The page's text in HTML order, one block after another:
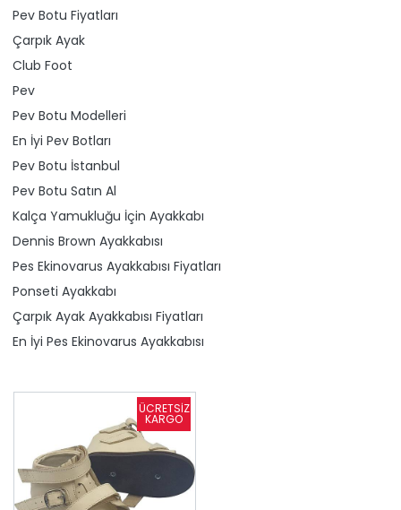
Pev Botu Fiyatları
Çarpık Ayak
Club Foot
Pev
Pev Botu Modelleri
En İyi Pev Botları
Pev Botu İstanbul
Pev Botu Satın Al
Kalça Yamukluğu İçin Ayakkabı
Dennis Brown Ayakkabısı
Pes Ekinovarus Ayakkabısı Fiyatları
Ponseti Ayakkabı
Çarpık Ayak Ayakkabısı Fiyatları
En İyi Pes Ekinovarus Ayakkabısı